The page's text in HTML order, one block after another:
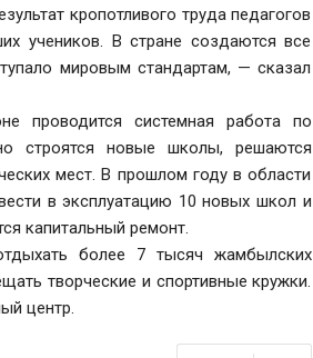
кропотливого труда педагогов
учеников. В стране создаются все
мировым стандартам, — сказал
проводится системная работа по
строятся новые школы, решаются
мест. В прошлом году в области
в эксплуатацию 10 новых школ и
капитальный ремонт.
более 7 тысяч жамбылских
творческие и спортивные кружки.
центр.